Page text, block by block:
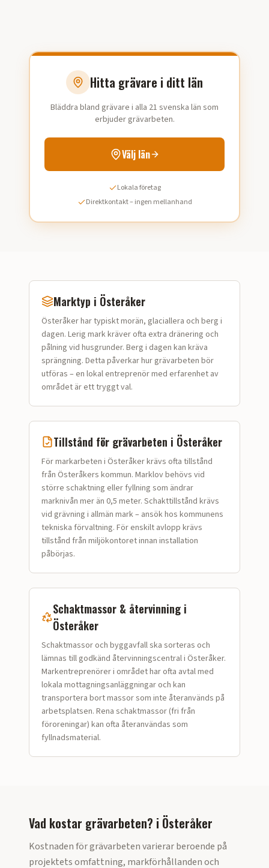
Hitta grävare i ditt län
Bläddra bland grävare i alla 21 svenska län som
erbjuder grävarbeten.
Välj län
Lokala företag
Direktkontakt – ingen mellanhand
Marktyp i Österåker
Österåkerhar typisktmorän, glaciallera och berg i
dagen. Lerig mark kräver ofta extra dränering och
pålning vid husgrunder. Berg i dagen kan kräva
sprängning. Detta påverkar hur grävarbeten bör
utföras – en lokal entreprenör med erfarenhet av
området är ett tryggt val.
Tillstånd för grävarbeten i Österåker
För markarbeten i Österåker krävs ofta tillstånd
från Österåkers kommun. Marklov behövs vid
större schaktning eller fyllning som ändrar
marknivån mer än 0,5 meter. Schakttillstånd krävs
vid grävning i allmän mark – ansök hos kommunens
tekniska förvaltning. För enskilt avlopp krävs
tillstånd från miljökontoret innan installation
påbörjas.
Schaktmassor & återvinning i
Österåker
Schaktmassor och bygg­avfall ska sorteras och
lämnas till godkänd återvinningscentral i Österåker.
Markentreprenörer i området har ofta avtal med
lokala mottagningsanläggningar och kan
transportera bort massor som inte återanvänds på
arbetsplatsen. Rena schaktmassor (fri från
föroreningar) kan ofta återanvändas som
fyllnadsmaterial.
Vad kostar grävarbeten? i Österåker
Kostnaden för grävarbeten varierar beroende på
projektets omfattning, markförhållanden och